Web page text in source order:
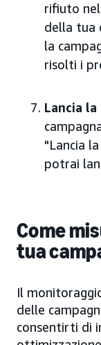
rifiuto
della tua
la
risolti i
Lancia
"Lancia
potrai
Come
tua
Il
delle
consentirti di